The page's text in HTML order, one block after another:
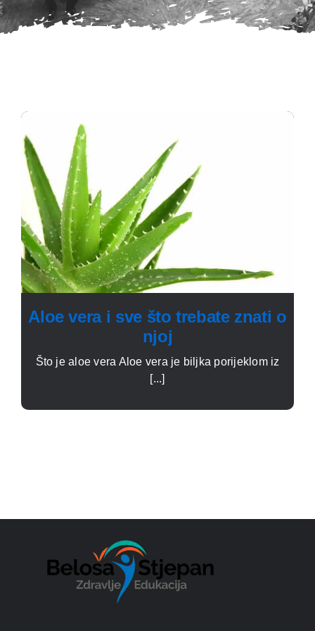
Aloe vera i sve što trebate znati o
njoj
Što je aloe vera Aloe vera je biljka porijeklom iz
[...]